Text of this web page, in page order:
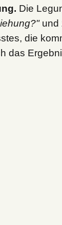
Die
und
die
das